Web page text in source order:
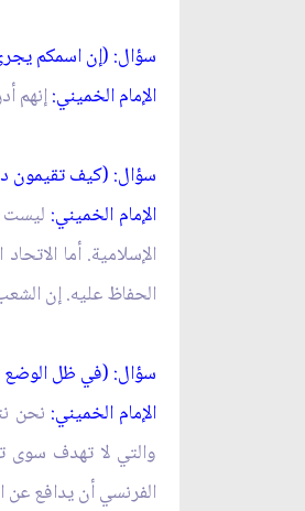
سؤال: (إن اسمكم
الإمام الخميني:إنهم
سؤال: (كيف تقيمون
الإمام الخميني: ليست
الإسلامية. أما
الحفاظ عليه. إن
سؤال: (في ظل الوضع
الإمام الخميني: نحن
والتي لا تهدف سوى
الفرنسي أن يدافع